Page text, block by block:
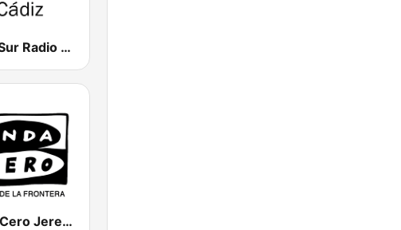
CanalSur Radio Cádiz
Onda Cero Jerez de la Frontera